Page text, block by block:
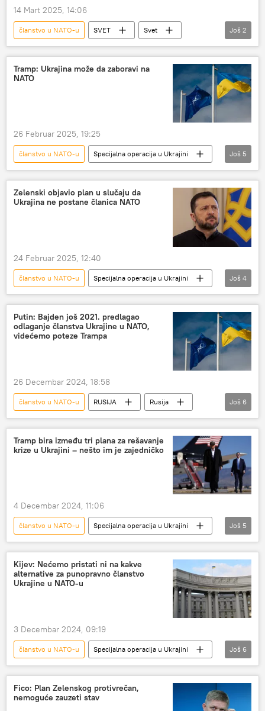
14 Mart 2025, 14:06
članstvo u NATO-u SVET
Svet
Ukrajina
članstvo u EU
Još 2
Tramp: Ukrajina može da zaboravi na
NATO
26 Februar 2025, 19:25
članstvo u NATO-u
Specijalna operacija u Ukrajini
Specijalna vojna operacija u Ukrajini – vesti
Svet
Ukrajina
NATO
Donald Tramp
Još 5
Zelenski objavio plan u slučaju da
Ukrajina ne postane članica NATO
24 Februar 2025, 12:40
članstvo u NATO-u
Specijalna operacija u Ukrajini
Specijalna vojna operacija u Ukrajini – vesti
Ukrajina
NATO Vladimir Zelenski
Još 4
Putin: Bajden još 2021. predlagao
odlaganje članstva Ukrajine u NATO,
videćemo poteze Trampa
26 Decembar 2024, 18:58
članstvo u NATO-u RUSIJA
Rusija
Specijalna vojna operacija u Ukrajini – vesti
Ukrajina
članstvo
NATO
Džozef Bajden
Vladimir Putin
Još 6
Tramp bira između tri plana za rešavanje
krize u Ukrajini – nešto im je zajedničko
4 Decembar 2024, 11:06
članstvo u NATO-u
Specijalna operacija u Ukrajini
Specijalna vojna operacija u Ukrajini – vesti
Donald Tramp
plan
Rusija
Još 5
Kijev: Nećemo pristati ni na kakve
alternative za punopravno članstvo
Ukrajine u NATO-u
3 Decembar 2024, 09:19
članstvo u NATO-u
Specijalna operacija u Ukrajini
Specijalna vojna operacija u Ukrajini – vesti
Ukrajina
garancije
bezbednost
članstvo
NATO
Još 6
Fico: Plan Zelenskog protivrečan,
nemoguće zauzeti stav